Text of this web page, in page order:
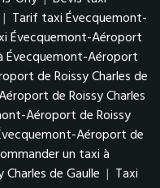
| Tarif taxi Évecquemont-
Évecquemont-Aéroport
Évecquemont-Aéroport
de Roissy Charles de
de Roissy Charles
Aéroport de Roissy
Aéroport de
un taxi à
de Gaulle | Taxi